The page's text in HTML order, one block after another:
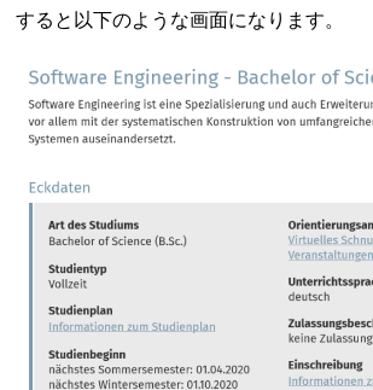
すると以下のような画面になります。